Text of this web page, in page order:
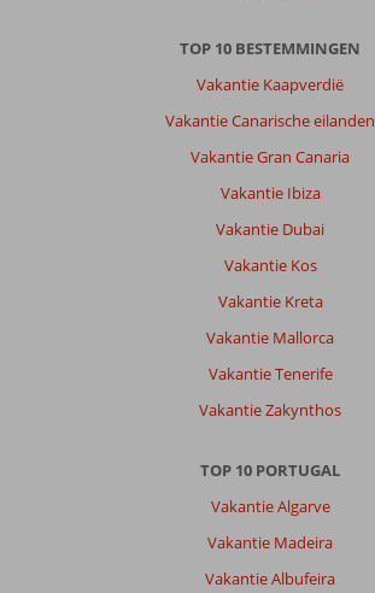
TOP 10 BESTEMMINGEN
Vakantie Kaapverdië
Vakantie Canarische eilanden
Vakantie Gran Canaria
Vakantie Ibiza
Vakantie Dubai
Vakantie Kos
Vakantie Kreta
Vakantie Mallorca
Vakantie Tenerife
Vakantie Zakynthos
TOP 10 PORTUGAL
Vakantie Algarve
Vakantie Madeira
Vakantie Albufeira